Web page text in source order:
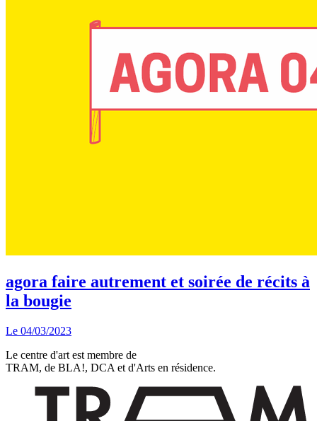
agora faire autrement et soirée de récits à
la bougie
Le 04/03/2023
Le centre d'art est membre de
TRAM, de BLA!, DCA et d'Arts en résidence.